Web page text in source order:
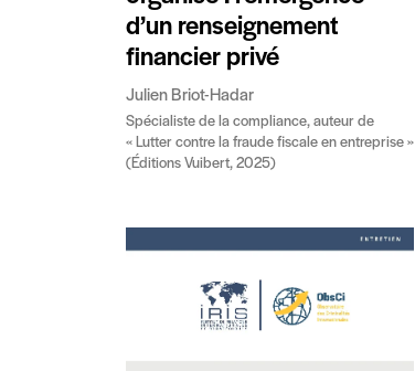
d’un renseignement
financier privé
Julien Briot-Hadar
Spécialiste de la compliance, auteur de
« Lutter contre la fraude fiscale en entreprise »
(Éditions Vuibert, 2025)